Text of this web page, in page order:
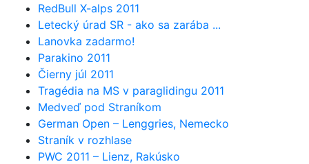
RedBull X-alps 2011
Letecký úrad SR - ako sa zarába ...
Lanovka zadarmo!
Parakino 2011
Čierny júl 2011
Tragédia na MS v paraglidingu 2011
Medveď pod Straníkom
German Open – Lenggries, Nemecko
Straník v rozhlase
PWC 2011 – Lienz, Rakúsko